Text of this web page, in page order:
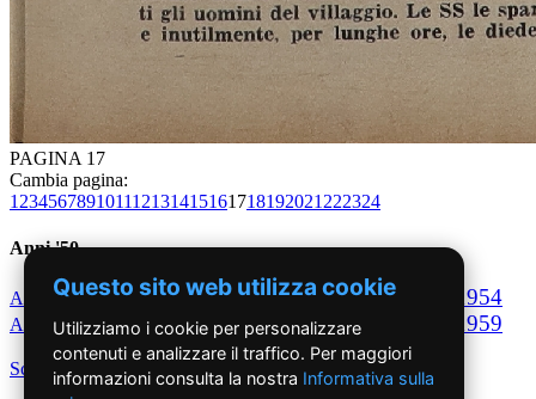
PAGINA 17
Cambia pagina:
1 23456789101112131415161718192021 222324
Anni '50
Anno1950Anno1951 Anno1952 Anno1953 1954
Anno 1955Anno1956 Anno1957Anno1958 1959
Scegli per decennio
Questo sito web utilizza cookie
Utilizziamo i cookie per personalizzare
contenuti e analizzare il traffico. Per maggiori
informazioni consulta la nostra Informativa sulla